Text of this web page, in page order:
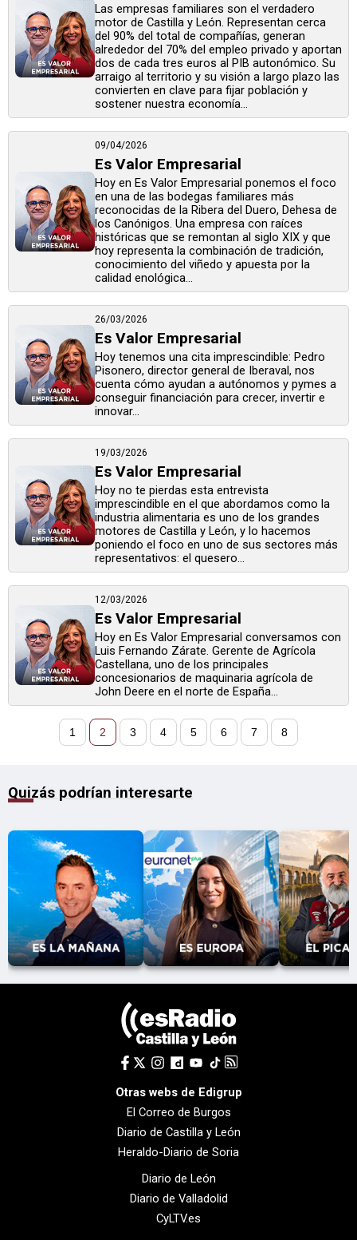
Las empresas familiares son el verdadero
motor de Castilla y León. Representan cerca
del 90% del total de compañías, generan
alrededor del 70% del empleo privado y aportan
dos de cada tres euros al PIB autonómico. Su
arraigo al territorio y su visión a largo plazo las
convierten en clave para fijar población y
sostener nuestra economía...
09/04/2026
Es Valor Empresarial
Hoy en Es Valor Empresarial ponemos el foco
en una de las bodegas familiares más
reconocidas de la Ribera del Duero, Dehesa de
los Canónigos. Una empresa con raíces
históricas que se remontan al siglo XIX y que
hoy representa la combinación de tradición,
conocimiento del viñedo y apuesta por la
calidad enológica...
26/03/2026
Es Valor Empresarial
Hoy tenemos una cita imprescindible: Pedro
Pisonero, director general de Iberaval, nos
cuenta cómo ayudan a autónomos y pymes a
conseguir financiación para crecer, invertir e
innovar...
19/03/2026
Es Valor Empresarial
Hoy no te pierdas esta entrevista
imprescindible en el que abordamos como la
industria alimentaria es uno de los grandes
motores de Castilla y León, y lo hacemos
poniendo el foco en uno de sus sectores más
representativos: el quesero...
12/03/2026
Es Valor Empresarial
Hoy en Es Valor Empresarial conversamos con
Luis Fernando Zárate. Gerente de Agrícola
Castellana, uno de los principales
concesionarios de maquinaria agrícola de
John Deere en el norte de España...
1 2 3 4 5 6 7 8
Quizás podrían interesarte
Otras webs de Edigrup
El Correo de Burgos
Diario de Castilla y León
Heraldo-Diario de Soria
Diario de León
Diario de Valladolid
CyLTV.es